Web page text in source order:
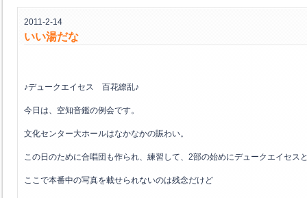
2011-2-14
いい湯だな
♪デュークエイセス 百花繚乱♪
今日は、空知音鑑の例会です。
文化センター大ホールはなかなかの賑わい。
この日のために合唱団も作られ、練習して、2部の始めにデュークエイセス
ここで本番中の写真を載せられないのは残念だけど